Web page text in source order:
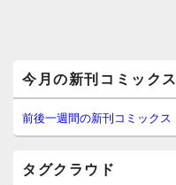
イ
ン
サ
イ
今月の新刊コミックス
前後一週間の新刊コミックス
タグクラウド